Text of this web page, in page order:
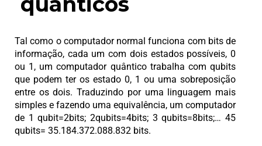
Tal como o computador normal funciona com bits de
informação, cada um com dois estados possíveis, 0
ou 1, um computador quântico trabalha com qubits
que podem ter os estado 0, 1 ou uma sobreposição
entre os dois. Traduzindo por uma linguagem mais
simples e fazendo uma equivalência, um computador
de 1 qubit=2bits; 2qubits=4bits; 3 qubits=8bits;… 45
qubits= 35.184.372.088.832 bits.